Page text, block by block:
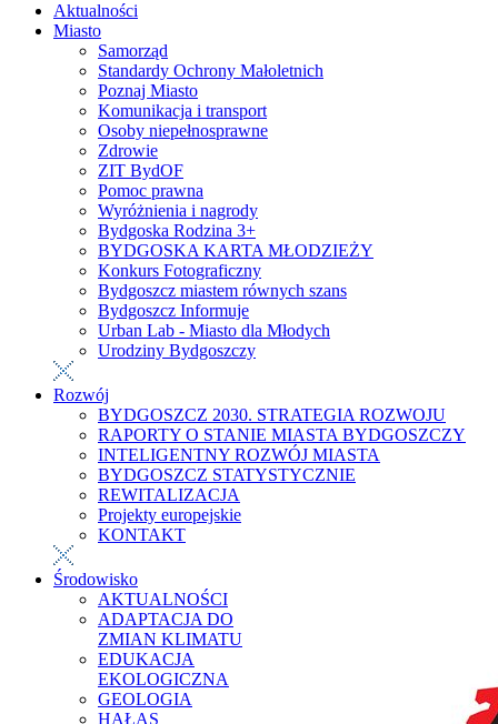
Aktualności
Miasto
Samorząd
Standardy Ochrony Małoletnich
Poznaj Miasto
Komunikacja i transport
Osoby niepełnosprawne
Zdrowie
ZIT BydOF
Pomoc prawna
Wyróżnienia i nagrody
Bydgoska Rodzina 3+
BYDGOSKA KARTA MŁODZIEŻY
Konkurs Fotograficzny
Bydgoszcz miastem równych szans
Bydgoszcz Informuje
Urban Lab - Miasto dla Młodych
Urodziny Bydgoszczy
Rozwój
BYDGOSZCZ 2030. STRATEGIA ROZWOJU
RAPORTY O STANIE MIASTA BYDGOSZCZY
INTELIGENTNY ROZWÓJ MIASTA
BYDGOSZCZ STATYSTYCZNIE
REWITALIZACJA
Projekty europejskie
KONTAKT
Środowisko
AKTUALNOŚCI
ADAPTACJA DO
ZMIAN KLIMATU
EDUKACJA
EKOLOGICZNA
GEOLOGIA
HAŁAS